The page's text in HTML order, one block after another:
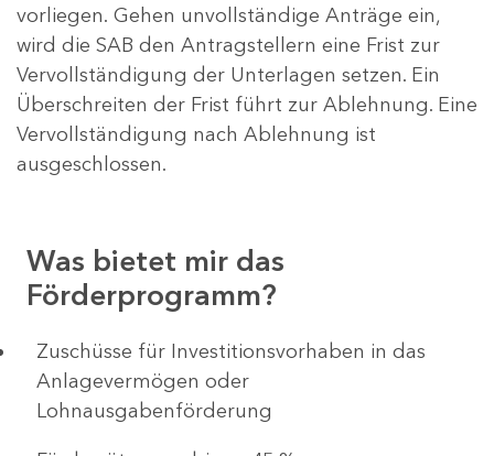
vorliegen. Gehen unvollständige Anträge ein,
wird die SAB den Antragstellern eine Frist zur
Vervollständigung der Unterlagen setzen. Ein
Überschreiten der Frist führt zur Ablehnung. Eine
Vervollständigung nach Ablehnung ist
ausgeschlossen.
Was bietet mir das
Förderprogramm?
​​​​​​Zuschüsse für Investitionsvorhaben in das
Anlagevermögen oder
Lohnausgabenförderung